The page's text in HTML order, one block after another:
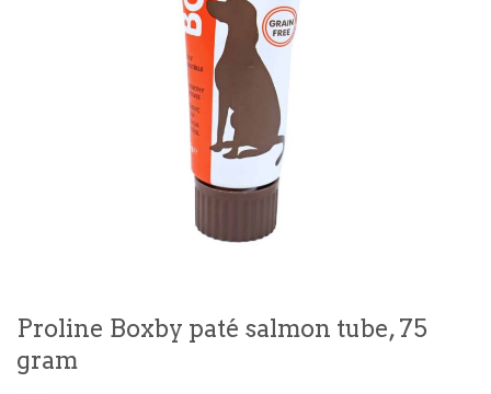
Proline Boxby paté salmon tube, 75
gram